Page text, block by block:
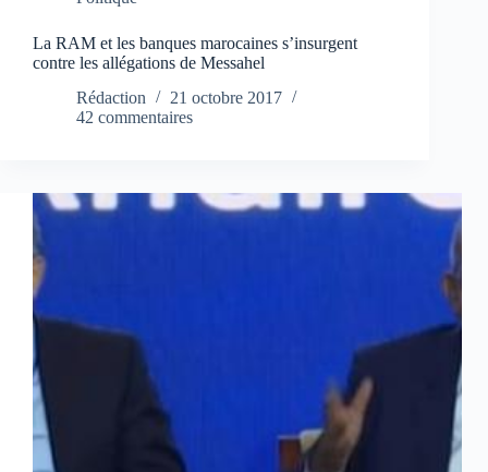
La RAM et les banques marocaines s’insurgent
contre les allégations de Messahel
Rédaction
21 octobre 2017
42 commentaires